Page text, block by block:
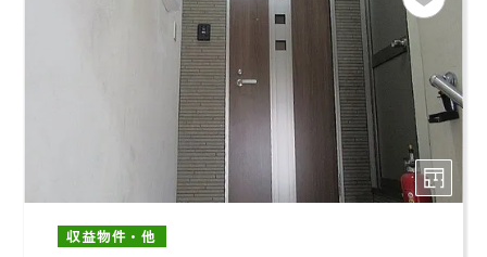
収益物件・他